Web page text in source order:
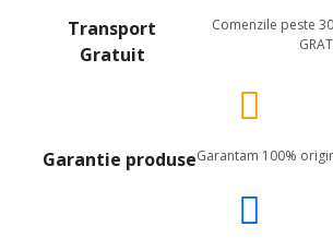
Transport
Gratuit
Comenzile peste
Garantie produseGarantam 100%